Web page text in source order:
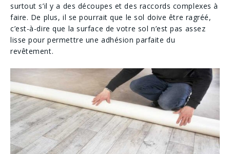
surtout s’il y a des découpes et des raccords complexes à
faire. De plus, il se pourrait que le sol doive être ragréé,
c’est-à-dire que la surface de votre sol n’est pas assez
lisse pour permettre une adhésion parfaite du
revêtement.